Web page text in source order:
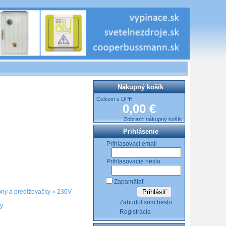
a predlžovačky » 230V
Nákupný košík
Celkom s DPH
0,00 €
Zobraziť nákupný košík
Prihlásenie
Prihlasovací email
Prihlasovacie heslo
Zapamätať
Zabudol som heslo
Registrácia